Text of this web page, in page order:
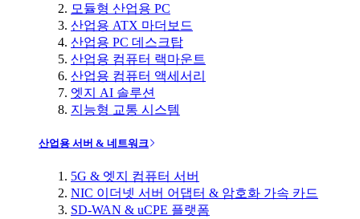
모듈형 산업용 PC
산업용 ATX 마더보드
산업용 PC 데스크탑
산업용 컴퓨터 랙마운트
산업용 컴퓨터 액세서리
엣지 AI 솔루션
지능형 교통 시스템
산업용 서버 & 네트워크
5G & 엣지 컴퓨터 서버
NIC 이더넷 서버 어댑터 & 암호화 가속 카드
SD-WAN & uCPE 플랫폼